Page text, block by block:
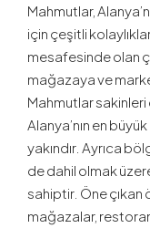
Mahmutlar,
için çeşitli
mesafesinde olan
mağazaya ve
Mahmutlar sakinleri
Alanya’nın en
yakındır. Ayrıca
de dahil olmak
sahiptir. Öne
mağazalar,